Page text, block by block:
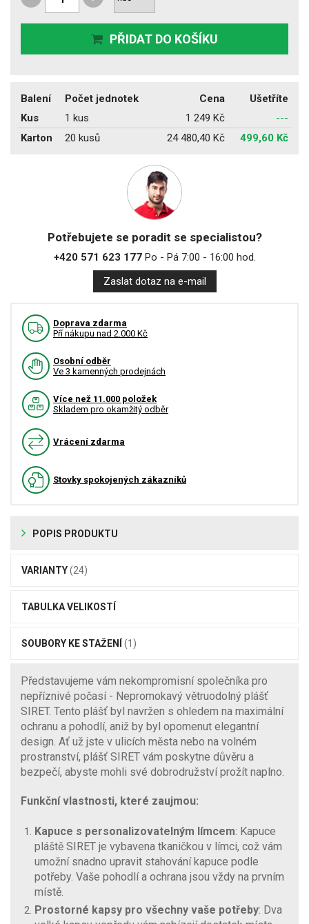
PŘIDAT DO KOŠÍKU
Balení Počet jednotek Cena
Ušetříte
Kus
1 kus 1 249 Kč
---
Karton
20 kusů 24 480,40 Kč 499,60 Kč
Potřebujete se poradit se specialistou?
+420 571 623 177Po - Pá 7:00 - 16:00 hod.
Zaslat dotaz na e-mail
Doprava zdarma
Pří nákupu nad 2.000 Kč
Osobní odběr
Ve 3 kamenných prodejnách
Více než 11.000 položek
Skladem pro okamžitý odběr
Vrácení zdarma
Stovky spokojených zákazníků
POPIS PRODUKTU
VARIANTY(24)
TABULKA VELIKOSTÍ
SOUBORY KE STAŽENÍ (1)
Představujeme vám nekompromisní společníka pro
nepříznivé počasí - Nepromokavý větruodolný plášť
SIRET. Tento plášť byl navržen s ohledem na maximální
ochranu a pohodlí, aniž by byl opomenut elegantní
design. Ať už jste v ulicích města nebo na volném
prostranství, plášť SIRET vám poskytne důvěru a
bezpečí, abyste mohli své dobrodružství prožít naplno.
Funkční vlastnosti, které zaujmou:
Kapuce s personalizovatelným límcem: Kapuce
pláště SIRET je vybavena tkaničkou v límci, což vám
umožní snadno upravit stahování kapuce podle
potřeby. Vaše pohodlí a ochrana jsou vždy na prvním
místě.
Prostorné kapsy pro všechny vaše potřeby: Dva